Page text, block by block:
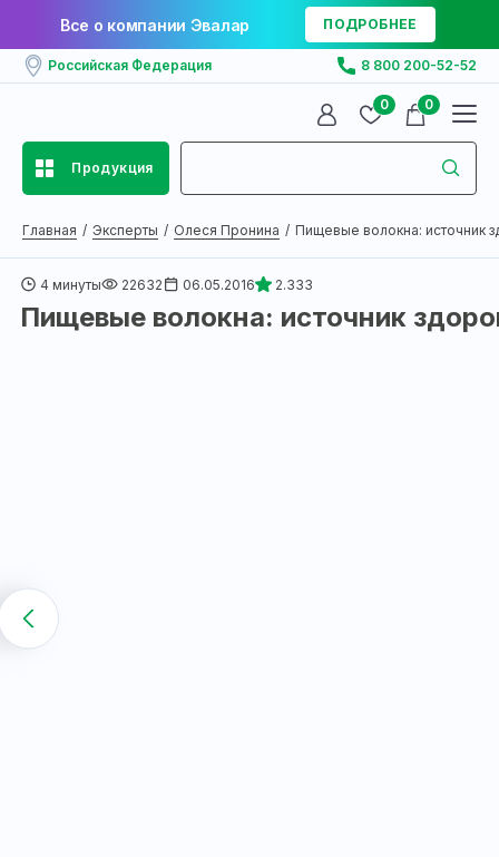
Все о компании Эвалар ПОДРОБНЕЕ
Российская Федерация 8 800 200-52-52
0 0
Продукция
Главная Эксперты Олеся Пронина Пищевые волокна: источник
4 минуты 22632 06.05.2016 2.333
Пищевые волокна: источник